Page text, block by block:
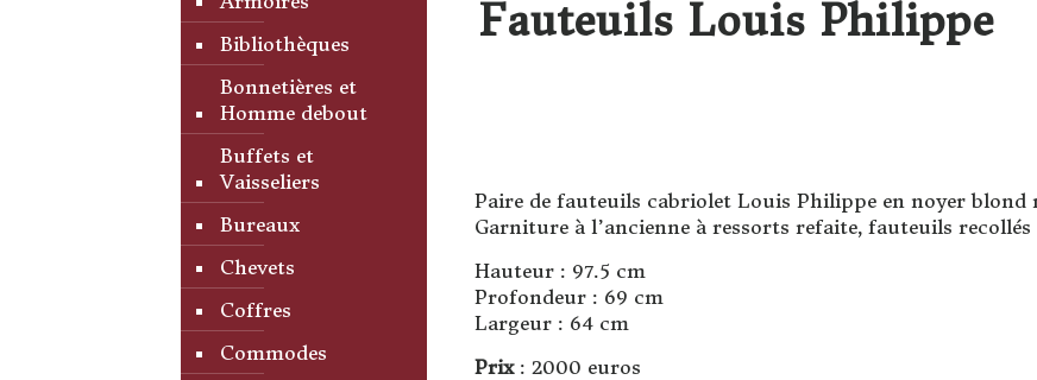
Fauteuils Louis Philippe
Paire de fauteuils cabriolet Louis Philippe en noyer blond
Garniture à l’ancienne à ressorts refaite, fauteuils
Hauteur : 97.5 cm
Profondeur : 69 cm
Largeur : 64 cm
Prix: 2000 euros
Bibliothèques
Bonnetières et
Homme debout
Buffets et
Vaisseliers
Bureaux
Chevets
Coffres
Commodes